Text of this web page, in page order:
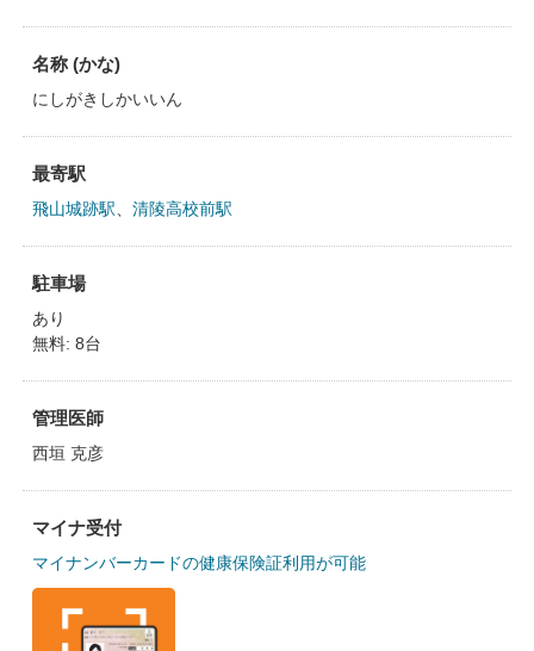
名称 (かな)
にしがきしかいいん
最寄駅
飛山城跡駅 清陵高校前駅
駐車場
あり
無料: 8台
管理医師
西垣 克彦
マイナ受付
マイナンバーカードの健康保険証利用が可能